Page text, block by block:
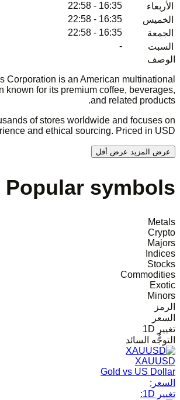
الأربعاء
16:35 - 22:58
الخميس
16:35 - 22:58
الجمعة
16:35 - 22:58
السبت
-
الوصف
Corporation is an American multinational
known for its premium coffee, beverages,
and related products.
of stores worldwide and focuses on
and ethical sourcing. Priced in USD.
عرض المزيد عرض أقل
Popular symbols
Metals
Crypto
Majors
Indices
Stocks
Commodities
Exotic
Minors
الرمز
السعر
تغيير 1D
التوجُّه السائد
XAUUSD
Gold vs US Dollar
السعر:
تغيير 1D: